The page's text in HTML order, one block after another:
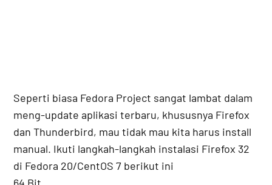
Seperti biasa Fedora Project sangat lambat dalam
meng-update aplikasi terbaru, khususnya Firefox
dan Thunderbird, mau tidak mau kita harus install
manual. Ikuti langkah-langkah instalasi Firefox 32
di Fedora 20/CentOS 7 berikut ini